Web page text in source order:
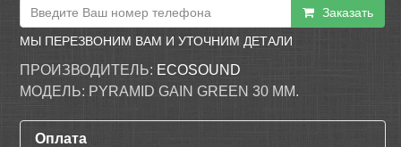
Заказать
МЫ ПЕРЕЗВОНИМ ВАМ И УТОЧНИМ ДЕТАЛИ
ПРОИЗВОДИТЕЛЬ: ECOSOUND
МОДЕЛЬ: PYRAMID GAIN GREEN 30 ММ.
Оплата